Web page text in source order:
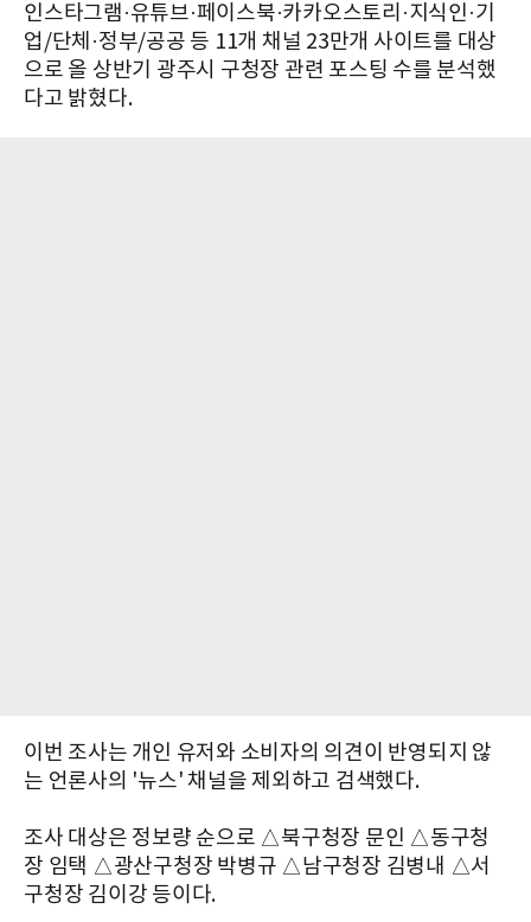
인스타그램·유튜브·페이스북·카카오스토리·지식인·기
업/단체·정부/공공 등 11개 채널 23만개 사이트를 대상
으로 올 상반기 광주시 구청장 관련 포스팅 수를 분석했
다고 밝혔다.
이번 조사는 개인 유저와 소비자의 의견이 반영되지 않
는 언론사의 '뉴스' 채널을 제외하고 검색했다.
조사 대상은 정보량 순으로 △북구청장 문인 △동구청
장 임택 △광산구청장 박병규 △남구청장 김병내 △서
구청장 김이강 등이다.